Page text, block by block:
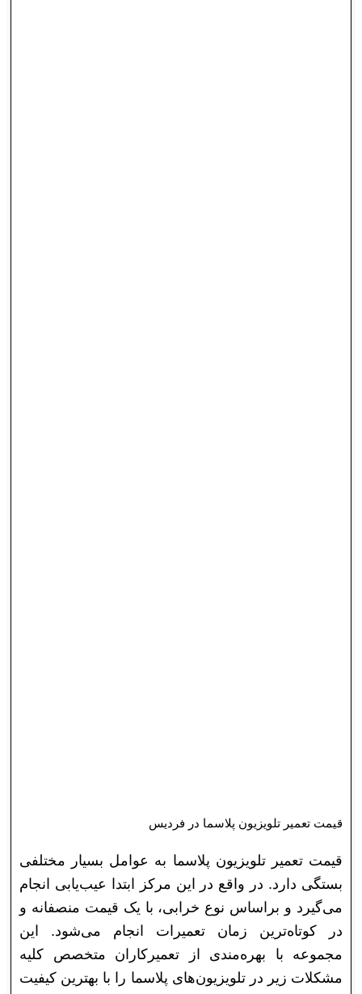
قیمت تعمیر تلویزیون پلاسما در فردیس
قیمت تعمیر تلویزیون پلاسما به عوامل بسیار مختلفی
بستگی دارد. در واقع در این مرکز ابتدا عیب‎‌یابی انجام
می‌گیرد و براساس نوع خرابی، با یک قیمت منصفانه و
در کوتاه‌ترین زمان تعمیرات انجام می‌شود. این
مجموعه با بهره‌مندی از تعمیرکاران متخصص کلیه
مشکلات زیر در تلویزیون‌های پلاسما را با بهترین کیفیت